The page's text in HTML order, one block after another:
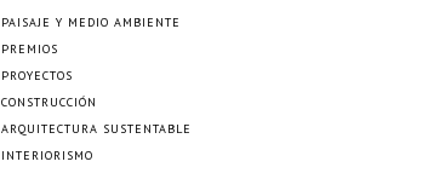
PAISAJE Y MEDIO AMBIENTE
PREMIOS
PROYECTOS
CONSTRUCCIÓN
ARQUITECTURA SUSTENTABLE
INTERIORISMO